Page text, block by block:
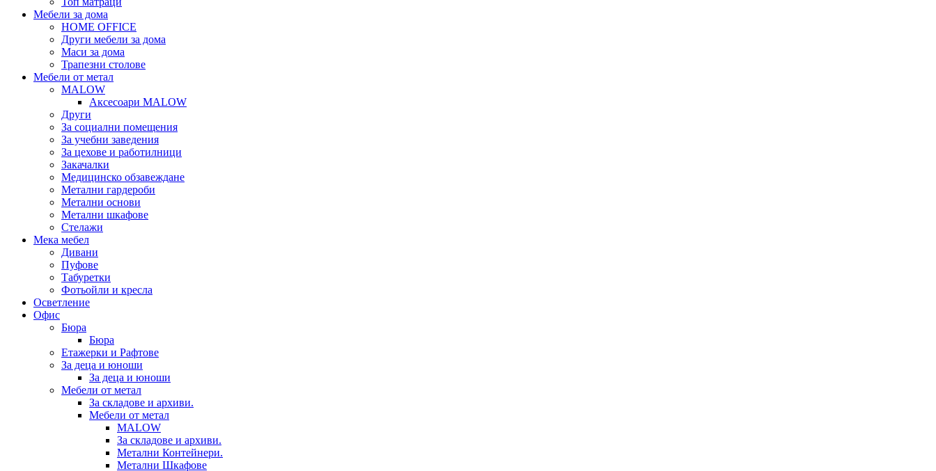
Мебели за дома
HOME OFFICE
Други мебели за дома
Маси за дома
Трапезни столове
Мебели от метал
MALOW
Аксесоари MALOW
Други
За социални помещения
За учебни заведения
За цехове и работилници
Закачалки
Медицинско обзавеждане
Метални гардероби
Метални основи
Метални шкафове
Стелажи
Мека мебел
Дивани
Пуфове
Табуретки
Фотьойли и кресла
Осветление
Офис
Бюра
Бюра
Етажерки и Рафтове
За деца и юноши
За деца и юноши
Мебели от метал
За складове и архиви.
Мебели от метал
MALOW
За складове и архиви.
Метални Контейнери.
Метални Шкафове